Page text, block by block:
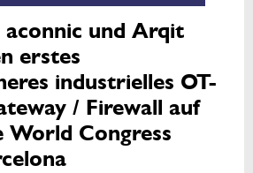
aconnic und Arqit
erstes
industrielles OT-
/ Firewall auf
World Congress